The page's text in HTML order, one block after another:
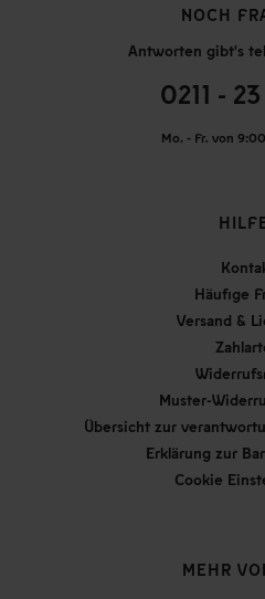
NOCH
Antworten gibt's
0211 -
Mo. - Fr. von
Häufige
Versand &
Muster-
Übersicht zur
Erklärung zur
Cookie
MEHR